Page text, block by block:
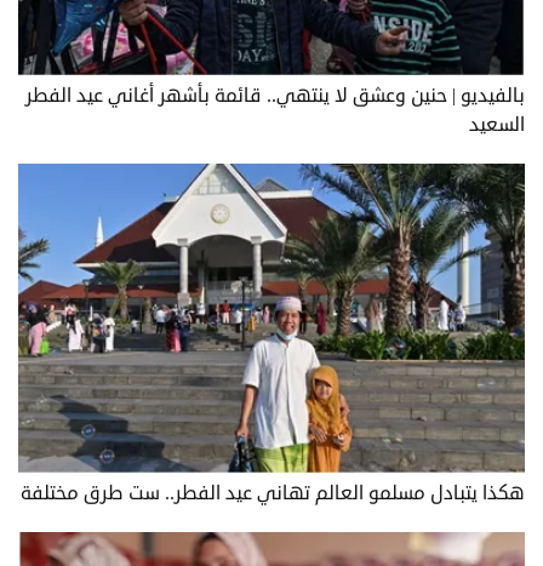
بالفيديو | حنين وعشق لا ينتهي.. قائمة بأشهر أغاني عيد الفطر
السعيد
هكذا يتبادل مسلمو العالم تهاني عيد الفطر.. ست طرق مختلفة